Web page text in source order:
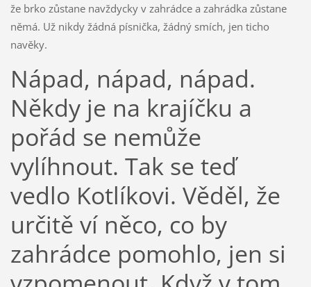
že brko zůstane navždycky v zahrádce a zahrádka zůstane
němá. Už nikdy žádná písnička, žádný smích, jen ticho
navěky.
Nápad, nápad, nápad.
Někdy je na krajíčku a
pořád se nemůže
vylíhnout. Tak se teď
vedlo Kotlíkovi. Věděl, že
určitě ví něco, co by
zahrádce pomohlo, jen si